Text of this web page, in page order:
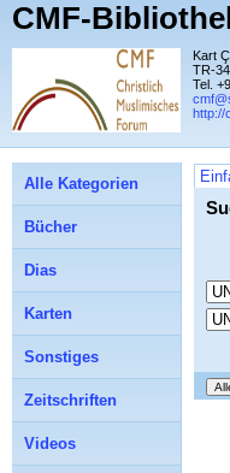
CMF-
Kart
TR-
Tel.
http://
Alle Kategorien
Bücher
Dias
Karten
Sonstiges
Zeitschriften
Videos